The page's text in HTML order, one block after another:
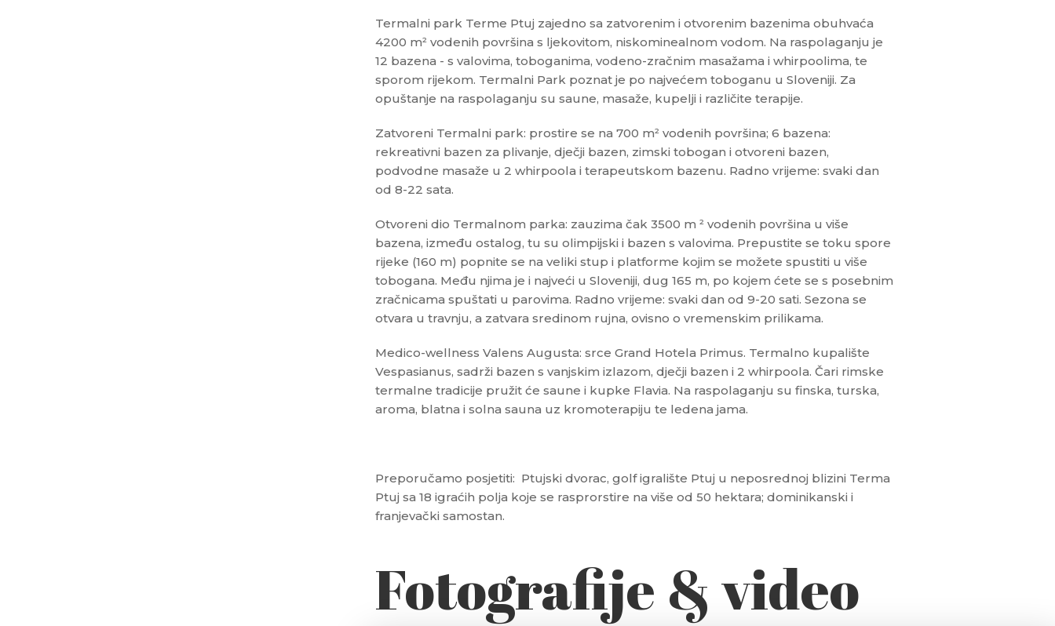
Termalni park Terme Ptuj zajedno sa zatvorenim i otvorenim bazenima obuhvaća
4200 m² vodenih površina s ljekovitom, niskominealnom vodom. Na raspolaganju je
12 bazena - s valovima, toboganima, vodeno-zračnim masažama i whirpoolima, te
sporom rijekom. Termalni Park poznat je po najvećem toboganu u Sloveniji. Za
opuštanje na raspolaganju su saune, masaže, kupelji i različite terapije.
Zatvoreni Termalni park: prostire se na 700 m² vodenih površina; 6 bazena:
rekreativni bazen za plivanje, dječji bazen, zimski tobogan i otvoreni bazen,
podvodne masaže u 2 whirpoola i terapeutskom bazenu. Radno vrijeme: svaki dan
od 8-22 sata.
Otvoreni dio Termalnom parka: zauzima čak 3500 m ² vodenih površina u više
bazena, između ostalog, tu su olimpijski i bazen s valovima. Prepustite se toku spore
rijeke (160 m) popnite se na veliki stup i platforme kojim se možete spustiti u više
tobogana. Među njima je i najveći u Sloveniji, dug 165 m, po kojem ćete se s posebnim
zračnicama spuštati u parovima. Radno vrijeme: svaki dan od 9-20 sati. Sezona se
otvara u travnju, a zatvara sredinom rujna, ovisno o vremenskim prilikama.
Medico-wellness Valens Augusta: srce Grand Hotela Primus. Termalno kupalište
Vespasianus, sadrži bazen s vanjskim izlazom, dječji bazen i 2 whirpoola. Čari rimske
termalne tradicije pružit će saune i kupke Flavia. Na raspolaganju su finska, turska,
aroma, blatna i solna sauna uz kromoterapiju te ledena jama.
Preporučamo posjetiti: Ptujski dvorac, golf igralište Ptuj u neposrednoj blizini Terma
Ptuj sa 18 igraćih polja koje se rasprorstire na više od 50 hektara; dominikanski i
franjevački samostan.
Fotografije & video